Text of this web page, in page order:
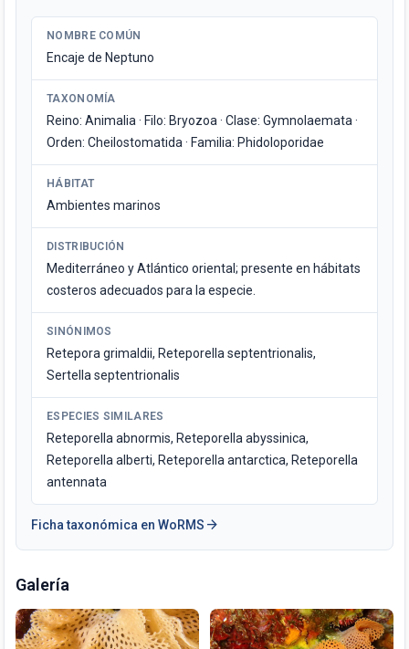
NOMBRE COMÚN
Encaje de Neptuno
TAXONOMÍA
Reino: Animalia · Filo: Bryozoa · Clase: Gymnolaemata ·
Orden: Cheilostomatida · Familia: Phidoloporidae
HÁBITAT
Ambientes marinos
DISTRIBUCIÓN
Mediterráneo y Atlántico oriental; presente en hábitats
costeros adecuados para la especie.
SINÓNIMOS
Retepora grimaldii, Reteporella septentrionalis,
Sertella septentrionalis
ESPECIES SIMILARES
Reteporella abnormis, Reteporella abyssinica,
Reteporella alberti, Reteporella antarctica, Reteporella
antennata
Ficha taxonómica en WoRMS arrow_forward
Galería